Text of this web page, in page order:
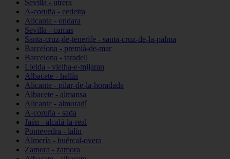
Sevilla - utrera
A-coruña - cedeira
Alicante - ondara
Sevilla - camas
Santa-cruz-de-tenerife - santa-cruz-de-la-palma
Barcelona - premià-de-mar
Barcelona - taradell
Lleida - vielha-e-mijaran
Albacete - hellín
Alicante - pilar-de-la-horadada
Albacete - almansa
Alicante - almoradí
A-coruña - sada
Jaén - alcalá-la-real
Pontevedra - lalín
Almería - huércal-overa
Zamora - zamora